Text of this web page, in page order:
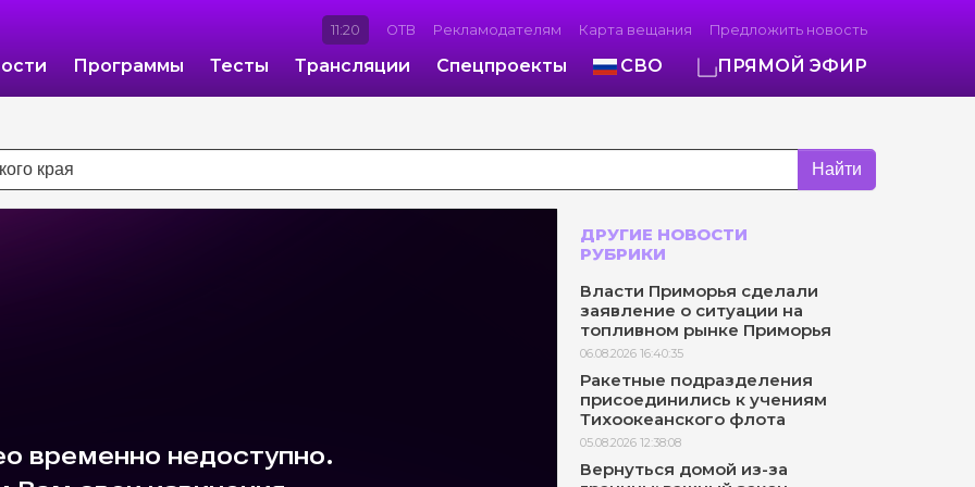
11:20 ОТВ Рекламодателям Карта вещания Предложить новость
Программы Тесты Трансляции Спецпроекты СВО ПРЯМОЙ ЭФИР
Найти
ДРУГИЕ НОВОСТИ
РУБРИКИ
Власти Приморья сделали
заявление о ситуации на
топливном рынке Приморья
06.08.2026 16:40:35
Ракетные подразделения
присоединились к учениям
Тихоокеанского флота
05.08.2026 12:38:08
Вернуться домой из-за